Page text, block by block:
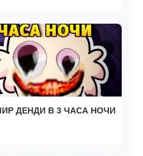
ДЕНДИ В 3 ЧАСА НОЧИ